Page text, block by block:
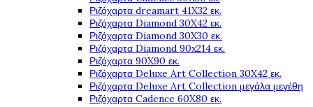
Ριζόχαρτα dreamart 41X32 εκ.
Ριζόχαρτα Diamond 30X42 εκ.
Ριζόχαρτα Diamond 30X30 εκ.
Ριζόχαρτα Diamond 90x214 εκ.
Ριζόχαρτα 90X90 εκ.
Ριζόχαρτα Deluxe Art Collection 30X42 εκ.
Ριζόχαρτα Deluxe Art Collection μεγάλα μεγέθη
Ριζόχαρτα Cadence 60X80 εκ.